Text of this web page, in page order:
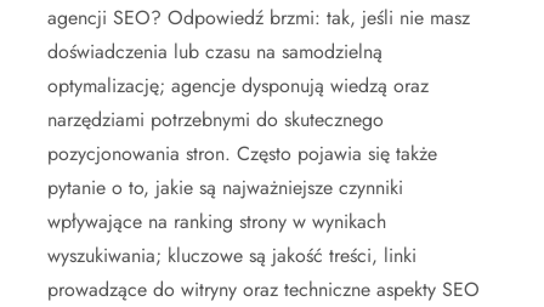
agencji SEO? Odpowiedź brzmi: tak, jeśli nie masz
doświadczenia lub czasu na samodzielną
optymalizację; agencje dysponują wiedzą oraz
narzędziami potrzebnymi do skutecznego
pozycjonowania stron. Często pojawia się także
pytanie o to, jakie są najważniejsze czynniki
wpływające na ranking strony w wynikach
wyszukiwania; kluczowe są jakość treści, linki
prowadzące do witryny oraz techniczne aspekty SEO